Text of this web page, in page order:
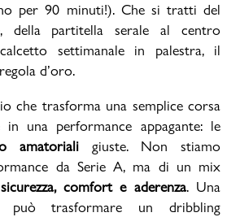
per 90 minuti!). Che si tratti del
della partitella serale al centro
settimanale in palestra, il
d’oro.
che trasforma una semplice corsa
una performance appagante: le
amatoriali giuste. Non stiamo
da Serie A, ma di un mix
sicurezza, comfort e aderenza. Una
può trasformare un dribbling